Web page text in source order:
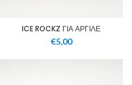
ICE ROCKZ ΓΙΑ ΑΡΓΙΛΕ
€5,00